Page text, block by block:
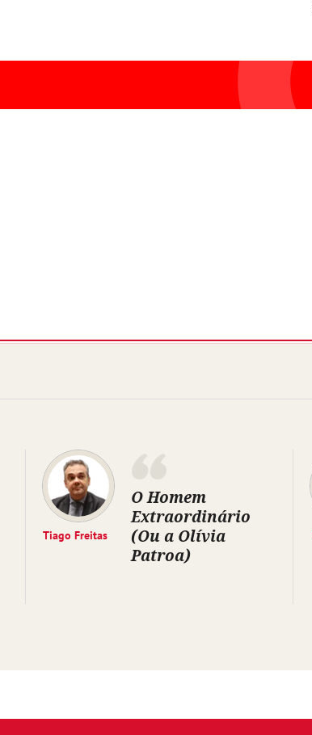
Tiago Freitas
O Homem
Extraordinário
(Ou a Olívia
Patroa)